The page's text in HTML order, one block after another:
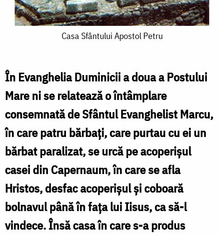
Petru
Casa Sfântului Apostol Petru
În Evanghelia Duminicii a doua a Postului
Mare ni se relatează o întâmplare
consemnată de Sfântul Evanghelist Marcu,
în care patru bărbați, care purtau cu ei un
bărbat paralizat, se urcă pe acoperișul
casei din Capernaum, în care se afla
Hristos, desfac acoperișul și coboară
bolnavul până în fața lui Iisus, ca să-l
vindece. Însă casa în care s-a produs